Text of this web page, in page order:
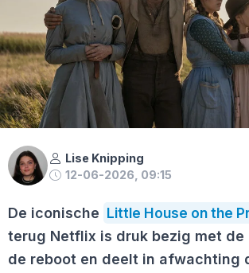
Lise Knipping
12-06-2026, 09:15
De iconische Little House on the
terug Netflix is druk bezig met de
de reboot en deelt in afwachting